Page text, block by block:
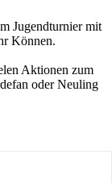
Jugendturnier mit
Können.
Aktionen zum
oder Neuling